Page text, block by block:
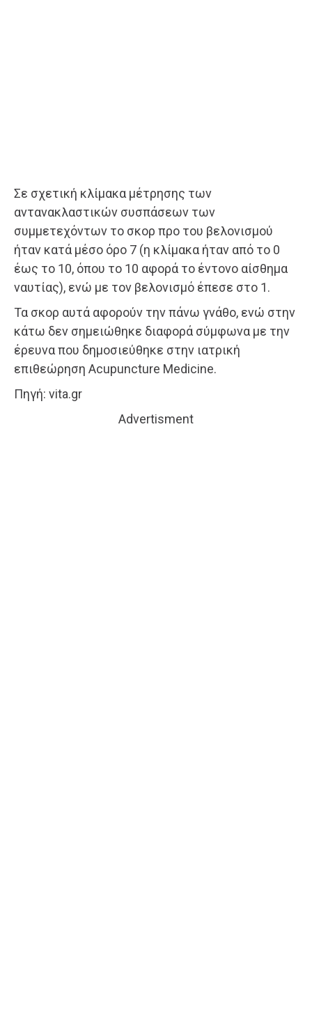
Σε σχετική κλίμακα μέτρησης των
αντανακλαστικών συσπάσεων των
συμμετεχόντων το σκορ προ του βελονισμού
ήταν κατά μέσο όρο 7 (η κλίμακα ήταν από το 0
έως το 10, όπου το 10 αφορά το έντονο αίσθημα
ναυτίας), ενώ με τον βελονισμό έπεσε στο 1.
Τα σκορ αυτά αφορούν την πάνω γνάθο, ενώ στην
κάτω δεν σημειώθηκε διαφορά σύμφωνα με την
έρευνα που δημοσιεύθηκε στην ιατρική
επιθεώρηση Acupuncture Medicine.
Πηγή: vita.gr
Advertisment